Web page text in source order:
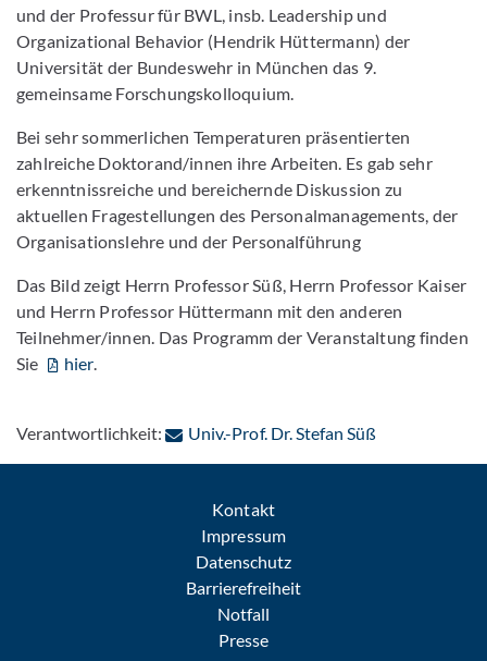
und der Professur für BWL, insb. Leadership und
Organizational Behavior (Hendrik Hüttermann) der
Universität der Bundeswehr in München das 9.
gemeinsame Forschungskolloquium.
Bei sehr sommerlichen Temperaturen präsentierten
zahlreiche Doktorand/innen ihre Arbeiten. Es gab sehr
erkenntnissreiche und bereichernde Diskussion zu
aktuellen Fragestellungen des Personalmanagements, der
Organisationslehre und der Personalführung
Das Bild zeigt Herrn Professor Süß, Herrn Professor Kaiser
und Herrn Professor Hüttermann mit den anderen
Teilnehmer/innen. Das Programm der Veranstaltung finden
Sie
hier.
Verantwortlichkeit: Univ.-Prof. Dr. Stefan Süß: Per E-Mail
Kontakt
Impressum
Datenschutz
Barrierefreiheit
Notfall
Presse